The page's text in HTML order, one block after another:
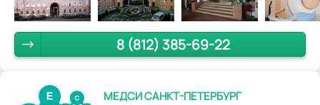
8 (812) 385-69-22
МЕДСИ САНКТ-ПЕТЕРБУРГ